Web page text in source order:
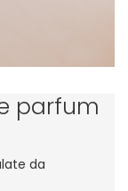
parfum
da